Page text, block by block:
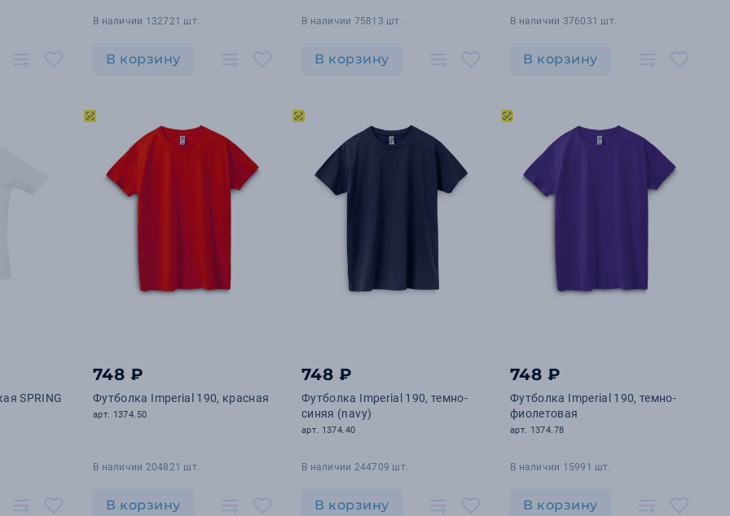
В наличии 132721 шт.
В корзину
В наличии 75813 шт.
В корзину
В наличии 376031 шт.
В корзину
SPRING
748 ₽
Футболка Imperial 190, красная
арт. 1374.50
В наличии 204821 шт.
В корзину
748 ₽
Футболка Imperial 190, темно-
синяя (navy)
арт. 1374.40
В наличии 244709 шт.
В корзину
748 ₽
Футболка Imperial 190, темно-
фиолетовая
арт. 1374.78
В наличии 15991 шт.
В корзину